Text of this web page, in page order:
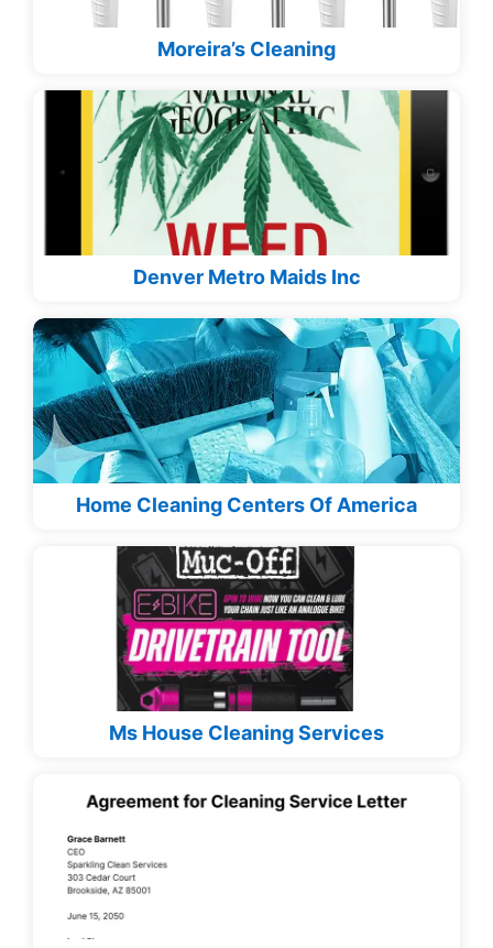
Moreira’s Cleaning
Denver Metro Maids Inc
Home Cleaning Centers Of America
Ms House Cleaning Services